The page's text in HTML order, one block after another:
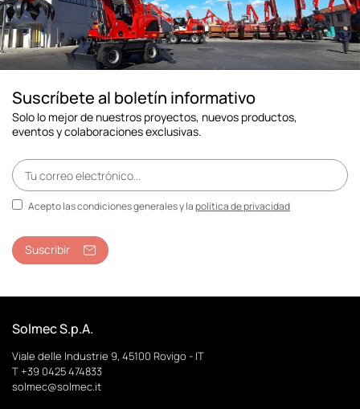
Suscríbete al boletín informativo
Solo lo mejor de nuestros proyectos, nuevos productos,
eventos y colaboraciones exclusivas.
Acepto las condiciones generales y lapolítica de privacidad
Suscribir
Solmec S.p.A.
Viale delle Industrie 9, 45100 Rovigo - IT
T +39 0425 474833
solmec@solmec.it